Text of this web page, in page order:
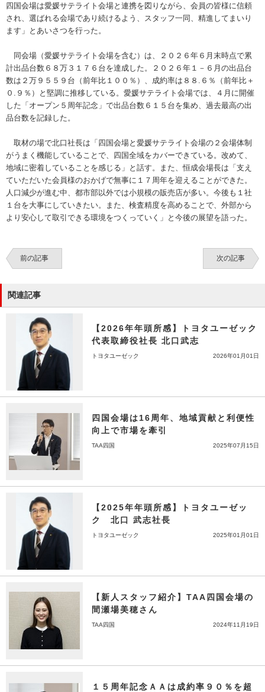
四国会場は愛媛サテライト会場と連携を図りながら、会員の皆様に信頼
され、選ばれる会場であり続けるよう、スタッフ一同、精進してまいり
ます」とあいさつを行った。
同会場（愛媛サテライト会場を含む）は、２０２６年６月末時点で累
計出品台数６８万３１７６台を達成した。２０２６年１－６月の出品台
数は２万９５５９台（前年比１００％）、成約率は８８.６％（前年比＋
０.９％）と堅調に推移している。愛媛サテライト会場では、４月に開催
した「オープン５周年記念」で出品台数６１５台を集め、過去最高の出
品台数を記録した。
取材の場で北口社長は「四国会場と愛媛サテライト会場の２会場体制
がうまく機能していることで、四国全域をカバーできている。改めて、
地域に密着していることを感じる」と話す。また、恒成会場長は「支え
ていただいた会員様のおかげで無事に１７周年を迎えることができた。
人口減少が進む中、都市部以外では小規模の販売店が多い。今後も１社
１台を大事にしていきたい。また、検査精度を高めることで、外部から
より安心して取引できる環境をつくっていく」と今後の展望を語った。
前の記事 次の記事
関連記事
【2026年年頭所感】トヨタユーゼック
代表取締役社長 北口武志
トヨタユーゼック 2026年01月01日
四国会場は16周年、地域貢献と利便性
向上で市場を牽引
TAA四国 2025年07月15日
【2025年年頭所感】トヨタユーゼッ
ク 北口 武志社長
トヨタユーゼック 2025年01月01日
【新人スタッフ紹介】TAA四国会場の
間瀬場美穂さん
TAA四国 2024年11月19日
１５周年記念ＡＡは成約率９０％を超